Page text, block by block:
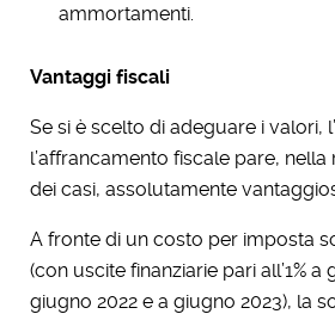
ammortamenti.
Vantaggi fiscali
Se si è scelto di adeguare i valori,
l’affrancamento fiscale pare,
dei casi, assolutamente
A fronte di un costo per imposta
(con uscite finanziarie pari all’1% a
giugno 2022 e a giugno 2023), la